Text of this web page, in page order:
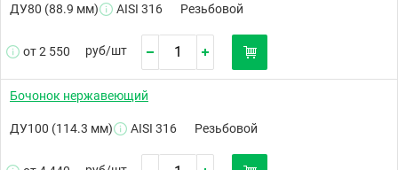
ДУ80 (88.9 мм) AISI 316 Резьбовой
от 2 550 руб/шт
Бочонок нержавеющий
ДУ100 (114.3 мм) AISI 316 Резьбовой